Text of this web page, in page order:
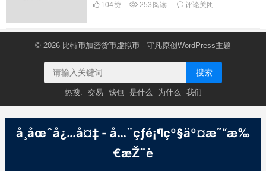
104赞 253 阅读 评论关闭
© 2026 比特币加密货币虚拟币 - 守凡原创 WordPress主题
搜索
热搜: 交易 钱包 是什么 为什么 我们